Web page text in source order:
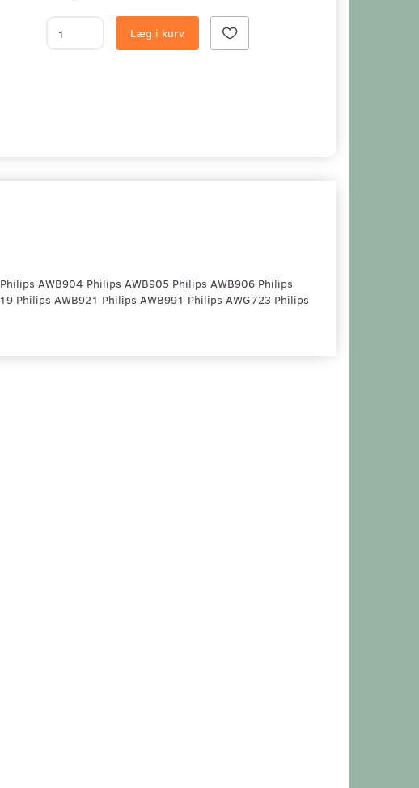
Læg i kurv
AWB904 Philips AWB905 Philips AWB906 Philips
Philips AWB921 Philips AWB991 Philips AWG723 Philips